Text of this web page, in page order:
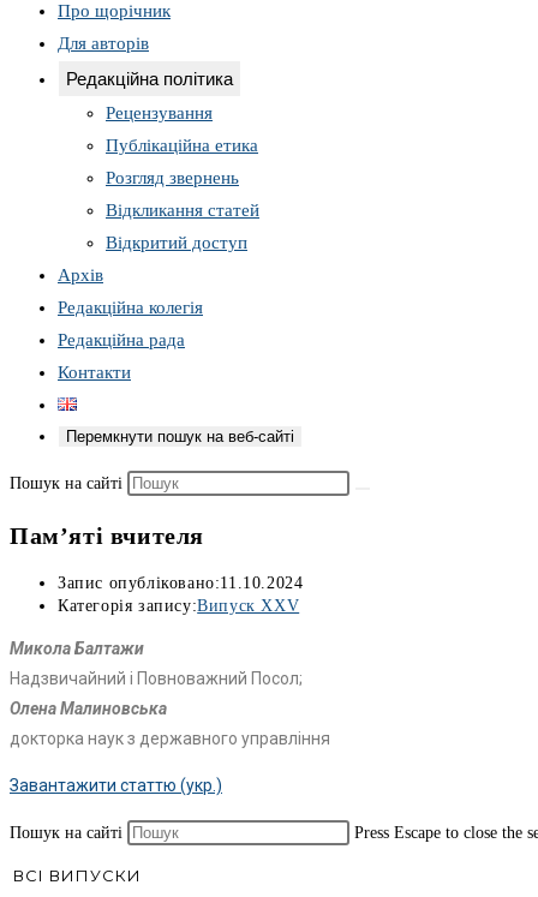
Про щорічник
Для авторів
Редакційна політика
Рецензування
Публікаційна етика
Розгляд звернень
Відкликання статей
Відкритий доступ
Архів
Редакційна колегія
Редакційна рада
Контакти
Перемкнути пошук на веб-сайті
Пошук на сайті
Пам’яті вчителя
Запис опубліковано:11.10.2024
Категорія запису:Випуск XXV
Микола Балтажи
Надзвичайний і Повноважний Посол;
Олена Малиновська
докторка наук з державного управління
Завантажити статтю (укр.)
Пошук на сайті Press Escape to close the
ВСІ ВИПУСКИ